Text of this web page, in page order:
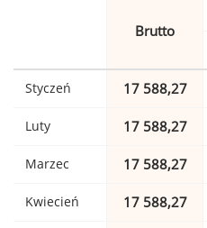
Brutto
Styczeń 17 588,27
Luty 17 588,27
Marzec 17 588,27
Kwiecień 17 588,27